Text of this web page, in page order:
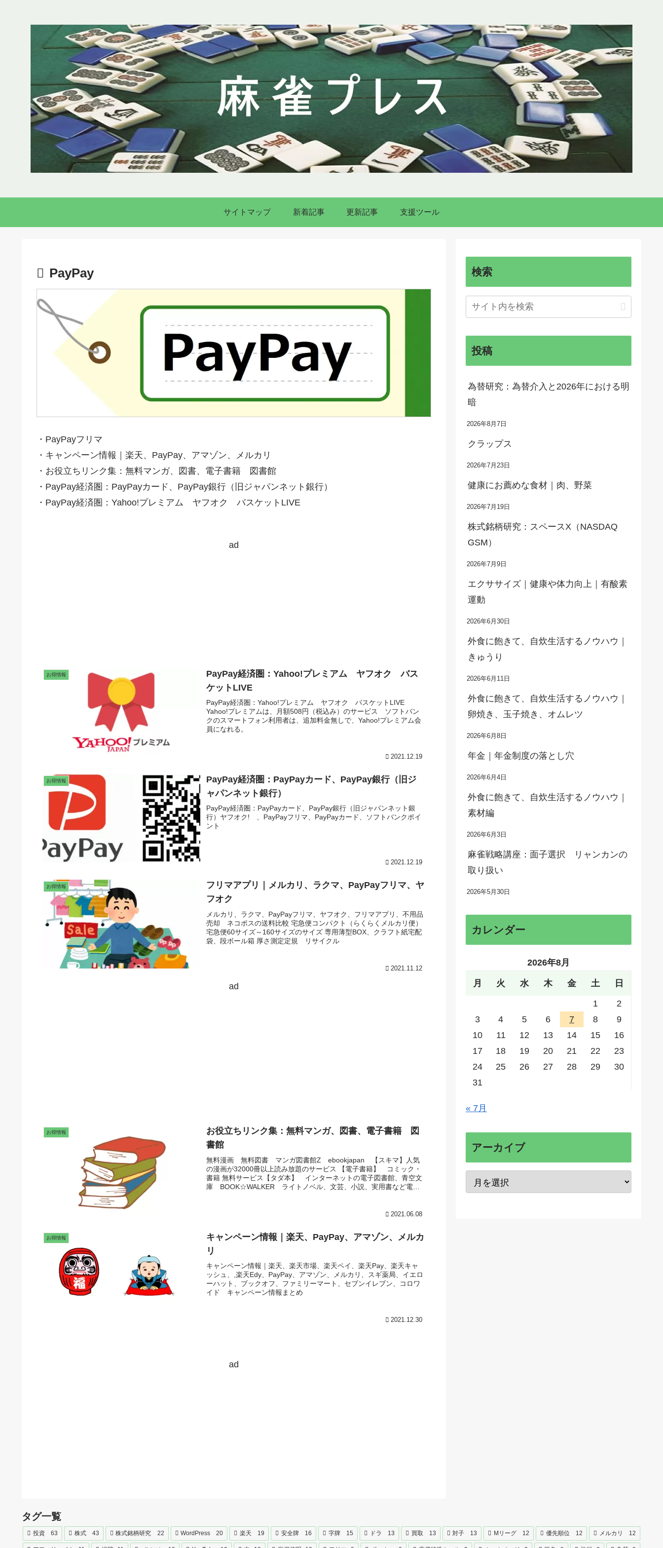
サイトマップ 新着記事 更新記事 支援ツール
PayPay
・PayPayフリマ
・キャンペーン情報｜楽天、PayPay、アマゾン、メルカリ
・お役立ちリンク集：無料マンガ、図書、電子書籍 図書館
・PayPay経済圏：PayPayカード、PayPay銀行（旧ジャパンネット銀行）
・PayPay経済圏：Yahoo!プレミアム ヤフオク バスケットLIVE
ad
お得情報
PayPay経済圏：Yahoo!プレミアム ヤフオク バス
ケットLIVE
PayPay経済圏：Yahoo!プレミアム ヤフオク バスケットLIVE
Yahoo!プレミアムは、月額508円（税込み）のサービス ソフトバン
クのスマートフォン利用者は、追加料金無しで、Yahoo!プレミアム会
員になれる。
2021.12.19
お得情報
PayPay経済圏：PayPayカード、PayPay銀行（旧ジ
ャパンネット銀行）
PayPay経済圏：PayPayカード、PayPay銀行（旧ジャパンネット銀
行）ヤフオク! 、PayPayフリマ、PayPayカード、ソフトバンクポイ
ント
2021.12.19
お得情報
フリマアプリ｜メルカリ、ラクマ、PayPayフリマ、ヤ
フオク
メルカリ、ラクマ、PayPayフリマ、ヤフオク、フリマアプリ、不用品
売却 ネコポスの送料比較 宅急便コンパクト（らくらくメルカリ便）
宅急便60サイズ～160サイズのサイズ 専用薄型BOX、クラフト紙宅配
袋、段ボール箱 厚さ測定定規 リサイクル
2021.11.12
ad
お得情報
お役立ちリンク集：無料マンガ、図書、電子書籍 図
書館
無料漫画 無料図書 マンガ図書館Z ebookjapan 【スキマ】人気
の漫画が32000冊以上読み放題のサービス 【電子書籍】 コミック・
書籍 無料サービス【タダ本】 インターネットの電子図書館、青空文
庫 BOOK☆WALKER ライトノベル、文芸、小説、実用書など電子
2021.06.08
お得情報
キャンペーン情報｜楽天、PayPay、アマゾン、メルカ
リ
キャンペーン情報｜楽天、楽天市場、楽天ペイ、楽天Pay、楽天キャ
ッシュ、,楽天Edy、PayPay、アマゾン、メルカリ、スギ薬局、イエロ
ーハット、ブックオフ、ファミリーマート、セブンイレブン、コロワ
イド キャンペーン情報まとめ
2021.12.30
ad
検索
投稿
為替研究：為替介入と2026年における明
暗
2026年8月7日
クラップス
2026年7月23日
健康にお薦めな食材｜肉、野菜
2026年7月19日
株式銘柄研究：スペースX（NASDAQ
GSM）
2026年7月9日
エクササイズ｜健康や体力向上｜有酸素
運動
2026年6月30日
外食に飽きて、自炊生活するノウハウ｜
きゅうり
2026年6月11日
外食に飽きて、自炊生活するノウハウ｜
卵焼き、玉子焼き、オムレツ
2026年6月8日
年金｜年金制度の落とし穴
2026年6月4日
外食に飽きて、自炊生活するノウハウ｜
素材編
2026年6月3日
麻雀戦略講座：面子選択 リャンカンの
取り扱い
2026年5月30日
カレンダー
2026年8月
月 火 水 木 金 土 日
1
2
3
4 5 6 7 8
9
10
11 12 13 14 15
16
17
18 19 20 21 22
23
24
25 26 27 28 29
30
31
« 7月
アーカイブ
タグ一覧
投資 63 株式 43 株式銘柄研究 22 WordPress 20 楽天 19 安全牌 16 字牌 15 ドラ 13 買取 13 対子 13 Mリーグ 12 優先順位 12 メルカリ 12